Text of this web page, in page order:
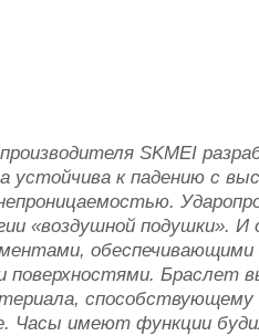
SKMEI
устойчива к падению с
«воздушной подушки». И
Браслет
Часы имеют функции